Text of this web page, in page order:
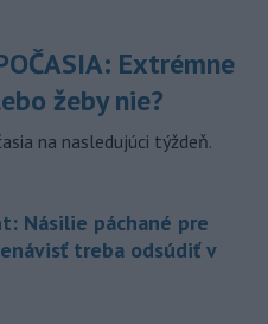
Extrémne
žeby nie?
na nasledujúci týždeň.
Násilie páchané pre
treba odsúdiť v